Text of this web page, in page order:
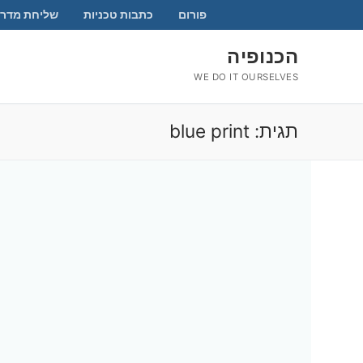
לתוכן
פורום כתבות טכניות שליחת
הכנופיה
WE DO IT OURSELVES
תגית: blue print